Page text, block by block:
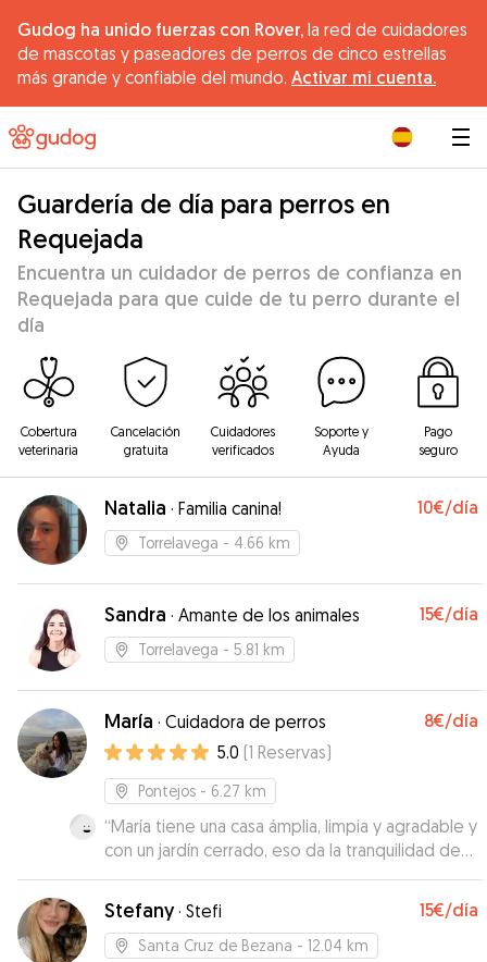
Gudog ha unido fuerzas con Rover, la red de cuidadores
de mascotas y paseadores de perros de cinco estrellas
más grande y confiable del mundo. Activar mi cuenta.
Guardería de día para perros en
Requejada
Encuentra un cuidador de perros de confianza en
Requejada para que cuide de tu perro durante el
día
Cobertura
veterinaria
Cancelación
gratuita
Cuidadores
verificados
Soporte y
Ayuda
Pago
seguro
Natalia · Familia canina! 10€/día
Torrelavega - 4.66 km
Sandra · Amante de los animales 15€/día
Torrelavega - 5.81 km
María · Cuidadora de perros 8€/día
5.0 (1 Reservas)
Pontejos - 6.27 km
“María tiene una casa ámplia, limpia y agradable y
con un jardín cerrado, eso da la tranquilidad de
que no pueden escaparse.(el mío lo hace). Me
mandó vídeos y fotos cada día, tanto de casa
como de los paseos que daban, que fueron
muchos. Lo más importante es que es una chica
Stefany· Stefi 15€/día
Santa Cruz de Bezana - 12.04 km